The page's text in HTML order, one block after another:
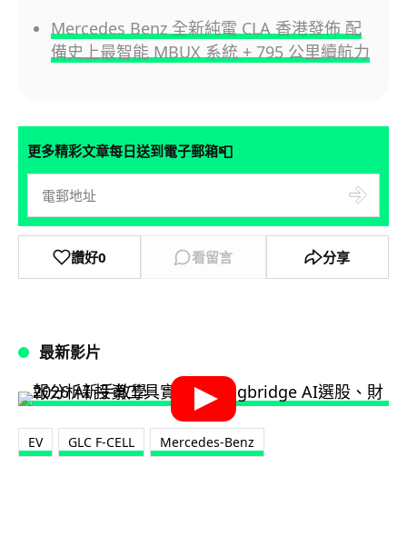
Mercedes Benz 全新純電 CLA 香港發佈 配
備史上最智能 MBUX 系統 + 795 公里續航力
更多精彩文章每日送到電子郵箱📮
讚好0 看留言 分享
最新影片
EV GLC F-CELL Mercedes-Benz